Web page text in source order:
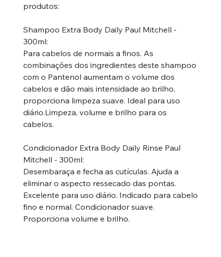
produtos:
Shampoo Extra Body Daily Paul Mitchell -
300ml:
Para cabelos de normais a finos. As
combinações dos ingredientes deste shampoo
com o Pantenol aumentam o volume dos
cabelos e dão mais intensidade ao brilho,
proporciona limpeza suave. Ideal para uso
diário.Limpeza, volume e brilho para os
cabelos.
Condicionador Extra Body Daily Rinse Paul
Mitchell - 300ml:
Desembaraça e fecha as cutículas. Ajuda a
eliminar o aspecto ressecado das pontas.
Excelente para uso diário. Indicado para cabelo
fino e normal. Condicionador suave.
Proporciona volume e brilho.